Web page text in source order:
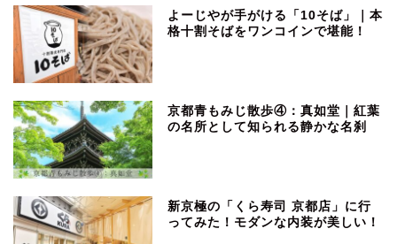
よーじやが手がける「10そば」｜本
格十割そばをワンコインで堪能！
京都青もみじ散歩④：真如堂｜紅葉
の名所として知られる静かな名刹
新京極の「くら寿司 京都店」に行
ってみた！モダンな内装が美しい！